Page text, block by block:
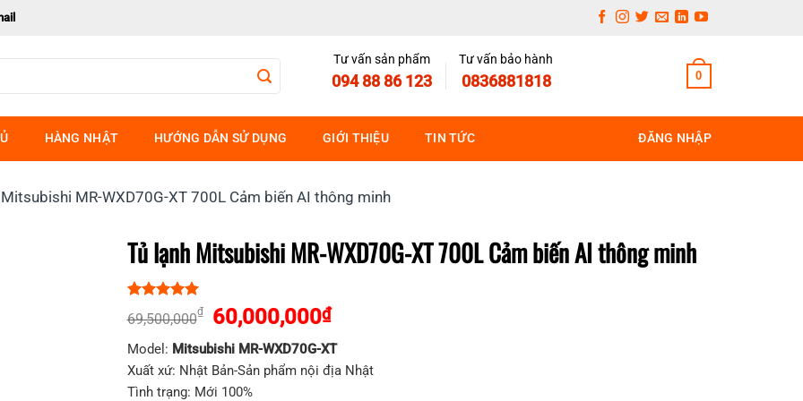
Tư vấn sản phẩm
094 88 86 123
Tư vấn bảo hành
0836881818 0
HÀNG NHẬT HƯỚNG DẪN SỬ DỤNG GIỚI THIỆU TIN TỨC ĐĂNG NHẬP
MR-WXD70G-XT 700L Cảm biến AI thông minh
Tủ lạnh Mitsubishi MR-WXD70G-XT 700L Cảm biến AI thông minh
dựa trên
69,500,000₫
Giá
gốc
là:
69,500,000₫.
60,000,000₫Giá
hiện
tại
là:
Model: Mitsubishi MR-WXD70G-XT
Xuất xứ: Nhật Bản-Sản phẩm nội địa Nhật
Tình trạng: Mới 100%